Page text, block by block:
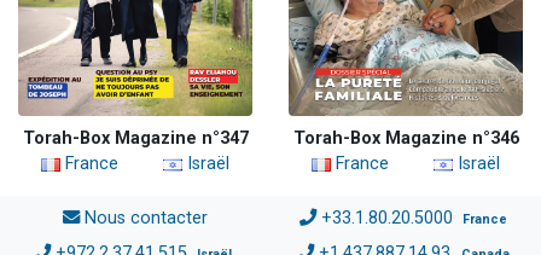
Torah-Box Magazine n°347
France
Israël
Torah-Box Magazine n°346
France
Israël
Nous contacter +33.1.80.20.5000 France